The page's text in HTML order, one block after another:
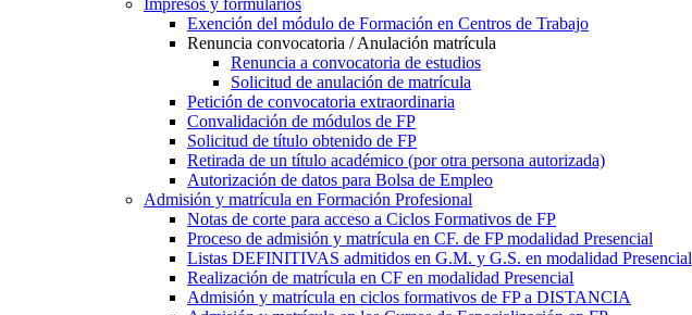
Exención del módulo de Formación en Centros de Trabajo
Renuncia convocatoria / Anulación matrícula
Renuncia a convocatoria de estudios
Solicitud de anulación de matrícula
Petición de convocatoria extraordinaria
Convalidación de módulos de FP
Solicitud de título obtenido de FP
Retirada de un título académico (por otra persona autorizada)
Autorización de datos para Bolsa de Empleo
Admisión y matrícula en Formación Profesional
Notas de corte para acceso a Ciclos Formativos de FP
Proceso de admisión y matrícula en CF. de FP modalidad Presencial
Listas DEFINITIVAS admitidos en G.M. y G.S. en modalidad Presencial
Realización de matrícula en CF en modalidad Presencial
Admisión y matrícula en ciclos formativos de FP a DISTANCIA